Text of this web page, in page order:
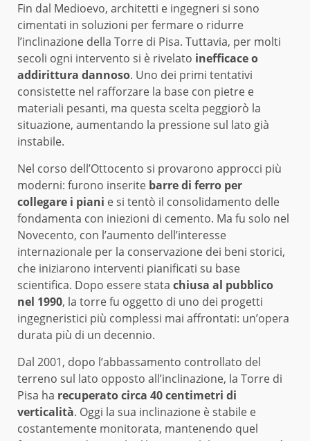
Fin dal Medioevo, architetti e ingegneri si sono
cimentati in soluzioni per fermare o ridurre
l’inclinazione della Torre di Pisa. Tuttavia, per molti
secoli ogni intervento si è rivelato inefficace o
addirittura dannoso. Uno dei primi tentativi
consistette nel rafforzare la base con pietre e
materiali pesanti, ma questa scelta peggiorò la
situazione, aumentando la pressione sul lato già
instabile.
Nel corso dell’Ottocento si provarono approcci più
moderni: furono inserite barre di ferro per
collegare i piani e si tentò il consolidamento delle
fondamenta con iniezioni di cemento. Ma fu solo nel
Novecento, con l’aumento dell’interesse
internazionale per la conservazione dei beni storici,
che iniziarono interventi pianificati su base
scientifica. Dopo essere stata chiusa al pubblico
nel 1990, la torre fu oggetto di uno dei progetti
ingegneristici più complessi mai affrontati: un’opera
durata più di un decennio.
Dal 2001, dopo l’abbassamento controllato del
terreno sul lato opposto all’inclinazione, la Torre di
Pisa ha recuperato circa 40 centimetri di
verticalità. Oggi la sua inclinazione è stabile e
costantemente monitorata, mantenendo quel